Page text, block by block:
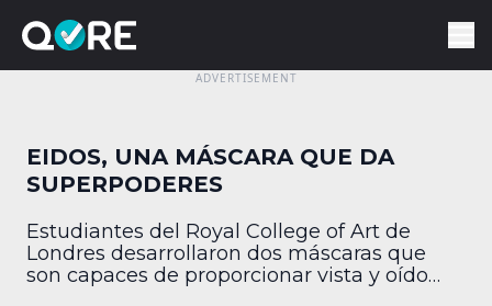
EIDOS, UNA MÁSCARA QUE DA
SUPERPODERES
Estudiantes del Royal College of Art de
Londres desarrollaron dos máscaras que
son capaces de proporcionar vista y oído